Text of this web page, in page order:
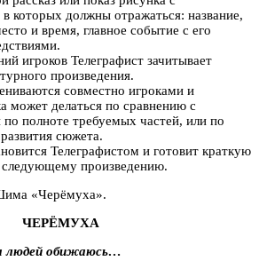
которых должны отражаться: название,
и время, главное событие с его
игроков Телеграфист зачитывает
произведения.
совместно игроками и
может делаться по сравнению с
полноте требуемых частей, или по
сюжета.
Телеграфистом и готовит краткую
произведению.
«Черёмуха».
ЧЕРЁМУХА
людей обижаюсь…